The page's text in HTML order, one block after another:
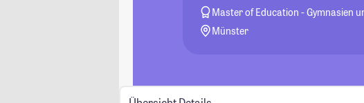
Master of Education - Gymnasien
Münster